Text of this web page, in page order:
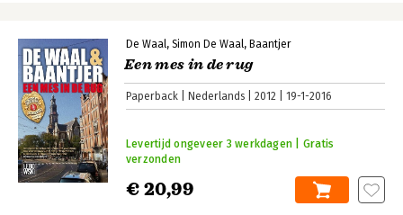
De Waal Simon De Waal Baantjer
Een mes in de rug
Paperback Nederlands 2012 19-1-2016
€ 20,99
Levertijd ongeveer 3 werkdagen | Gratis
verzonden